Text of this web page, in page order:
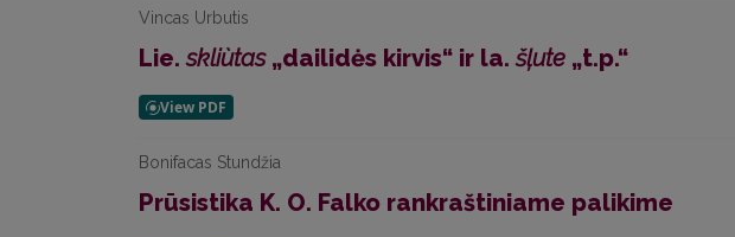
Vincas Urbutis
Lie.skliùtas„dailidės kirvis“ ir la.šļute „t.p.“
Bonifacas Stundžia
Prūsistika K. O. Falko rankraštiniame palikime